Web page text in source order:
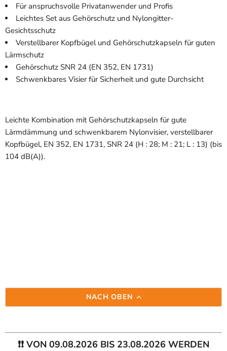
Für anspruchsvolle Privatanwender und Profis
Leichtes Set aus Gehörschutz und Nylongitter-
Gesichtsschutz
Verstellbarer Kopfbügel und Gehörschutzkapseln für guten
Lärmschutz
Gehörschutz SNR 24 (EN 352, EN 1731)
Schwenkbares Visier für Sicherheit und gute Durchsicht
Leichte Kombination mit Gehörschutzkapseln für gute
Lärmdämmung und schwenkbarem Nylonvisier, verstellbarer
Kopfbügel, EN 352, EN 1731, SNR 24 (H : 28; M : 21; L : 13) (bis
104 dB(A)).
NACH OBEN
❗❗ VON 09.08.2026 BIS 23.08.2026 WERDEN